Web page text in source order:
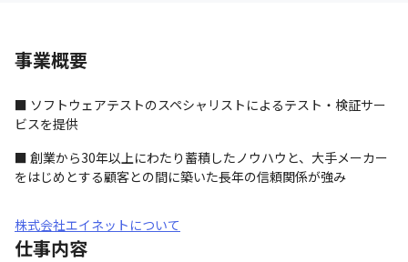
事業概要
■ ソフトウェアテストのスペシャリストによるテスト・検証サー
ビスを提供
■ 創業から30年以上にわたり蓄積したノウハウと、大手メーカー
をはじめとする顧客との間に築いた長年の信頼関係が強み
株式会社エイネットについて
仕事内容